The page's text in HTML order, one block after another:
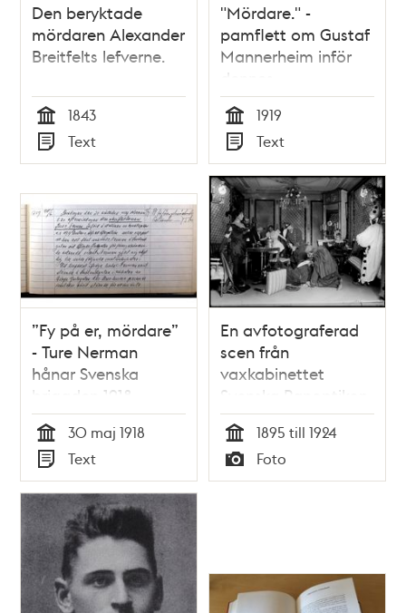
Den beryktade
mördaren Alexander
Breitfelts lefverne.
Tid
1843
Typ
Text
"Mördare." -
pamflett om Gustaf
Mannerheim inför
dennes
Stockholmsbesök
1919
Tid
1919
Typ
Text
”Fy på er, mördare”
- Ture Nerman
hånar Svenska
brigaden 1918
Tid
30 maj 1918
Typ
Text
En avfotograferad
scen från
vaxkabinettet
Svenska Panoptikon
vid
Kungsträdgårdsgatan
18: "På maskeraden,
en mördare
Tid
1895 till 1924
Typ
Foto